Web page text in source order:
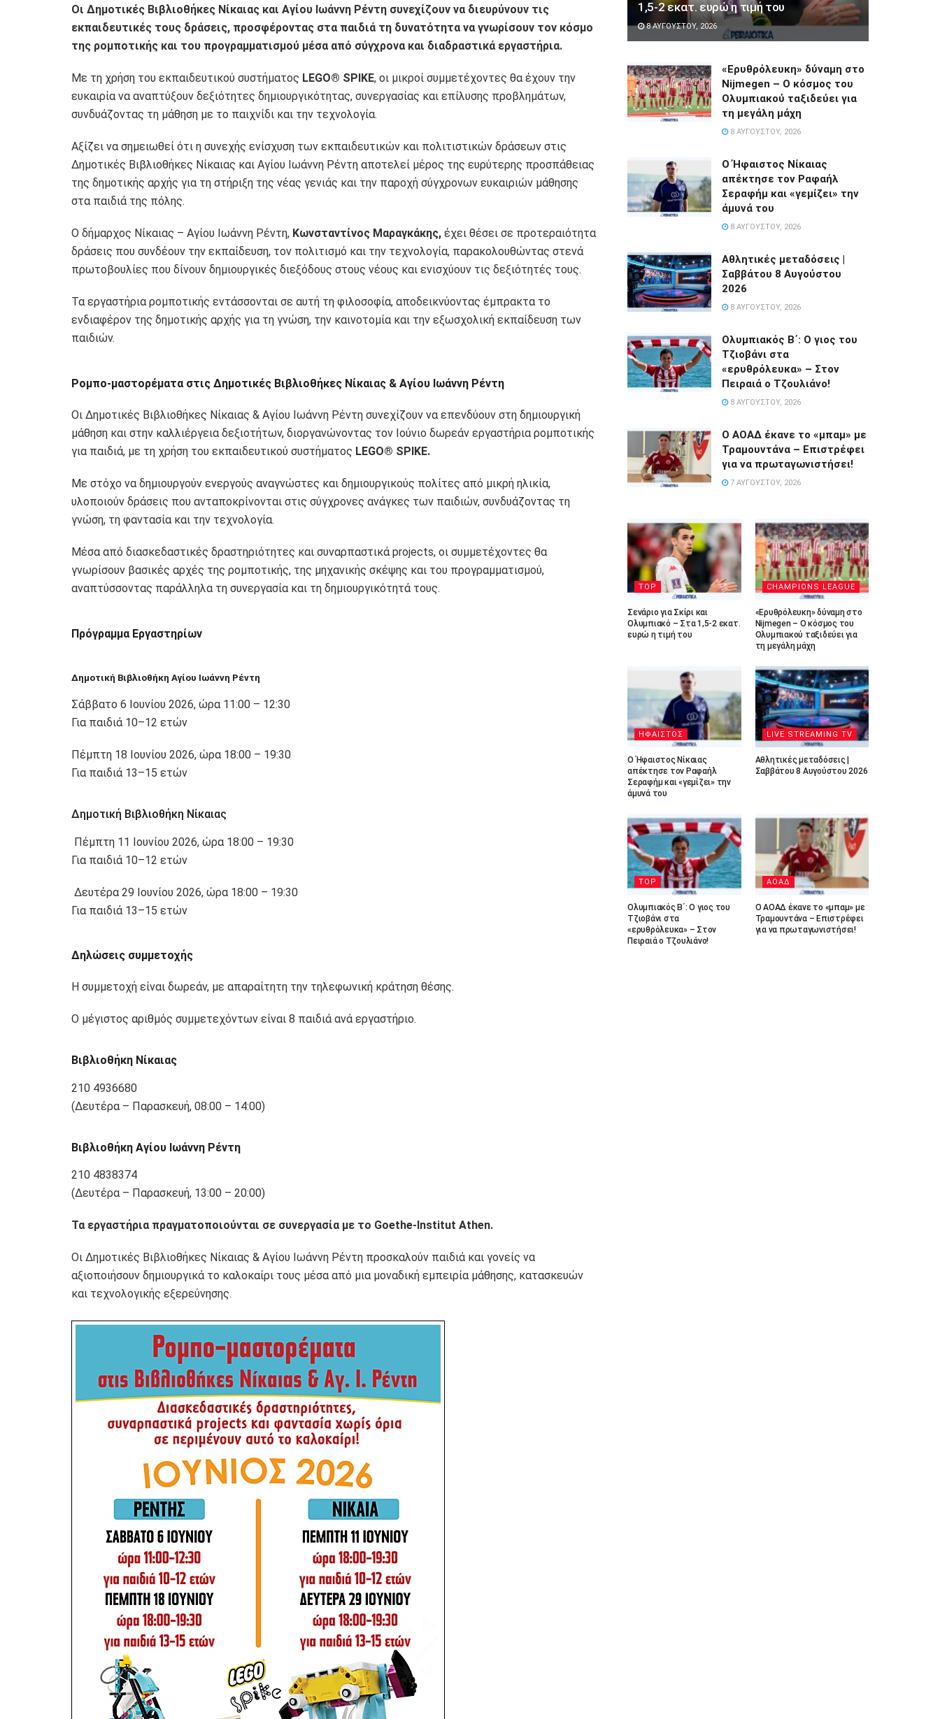
Οι Δημοτικές Βιβλιοθήκες Νίκαιας και Αγίου Ιωάννη Ρέντη συνεχίζουν να διευρύνουν τις
εκπαιδευτικές τους δράσεις, προσφέροντας στα παιδιά τη δυνατότητα να γνωρίσουν τον κόσμο
της ρομποτικής και του προγραμματισμού μέσα από σύγχρονα και διαδραστικά εργαστήρια.
Με τη χρήση του εκπαιδευτικού συστήματος LEGO® SPIKE, οι μικροί συμμετέχοντες θα έχουν την
ευκαιρία να αναπτύξουν δεξιότητες δημιουργικότητας, συνεργασίας και επίλυσης προβλημάτων,
συνδυάζοντας τη μάθηση με το παιχνίδι και την τεχνολογία.
Αξίζει να σημειωθεί ότι η συνεχής ενίσχυση των εκπαιδευτικών και πολιτιστικών δράσεων στις
Δημοτικές Βιβλιοθήκες Νίκαιας και Αγίου Ιωάννη Ρέντη αποτελεί μέρος της ευρύτερης προσπάθειας
της δημοτικής αρχής για τη στήριξη της νέας γενιάς και την παροχή σύγχρονων ευκαιριών μάθησης
στα παιδιά της πόλης.
Ο δήμαρχος Νίκαιας – Αγίου Ιωάννη Ρέντη, Κωνσταντίνος Μαραγκάκης, έχει θέσει σε προτεραιότητα
δράσεις που συνδέουν την εκπαίδευση, τον πολιτισμό και την τεχνολογία, παρακολουθώντας στενά
πρωτοβουλίες που δίνουν δημιουργικές διεξόδους στους νέους και ενισχύουν τις δεξιότητές τους.
Τα εργαστήρια ρομποτικής εντάσσονται σε αυτή τη φιλοσοφία, αποδεικνύοντας έμπρακτα το
ενδιαφέρον της δημοτικής αρχής για τη γνώση, την καινοτομία και την εξωσχολική εκπαίδευση των
παιδιών.
Ρομπο-μαστορέματα στις Δημοτικές Βιβλιοθήκες Νίκαιας & Αγίου Ιωάννη Ρέντη
Οι Δημοτικές Βιβλιοθήκες Νίκαιας & Αγίου Ιωάννη Ρέντη συνεχίζουν να επενδύουν στη δημιουργική
μάθηση και στην καλλιέργεια δεξιοτήτων, διοργανώνοντας τον Ιούνιο δωρεάν εργαστήρια ρομποτικής
για παιδιά, με τη χρήση του εκπαιδευτικού συστήματος LEGO® SPIKE.
Με στόχο να δημιουργούν ενεργούς αναγνώστες και δημιουργικούς πολίτες από μικρή ηλικία,
υλοποιούν δράσεις που ανταποκρίνονται στις σύγχρονες ανάγκες των παιδιών, συνδυάζοντας τη
γνώση, τη φαντασία και την τεχνολογία.
Μέσα από διασκεδαστικές δραστηριότητες και συναρπαστικά projects, οι συμμετέχοντες θα
γνωρίσουν βασικές αρχές της ρομποτικής, της μηχανικής σκέψης και του προγραμματισμού,
αναπτύσσοντας παράλληλα τη συνεργασία και τη δημιουργικότητά τους.
Πρόγραμμα Εργαστηρίων
Δημοτική Βιβλιοθήκη Αγίου Ιωάννη Ρέντη
Σάββατο 6 Ιουνίου 2026, ώρα 11:00 – 12:30
Για παιδιά 10–12 ετών
Πέμπτη 18 Ιουνίου 2026, ώρα 18:00 – 19:30
Για παιδιά 13–15 ετών
Δημοτική Βιβλιοθήκη Νίκαιας
Πέμπτη 11 Ιουνίου 2026, ώρα 18:00 – 19:30
Για παιδιά 10–12 ετών
Δευτέρα 29 Ιουνίου 2026, ώρα 18:00 – 19:30
Για παιδιά 13–15 ετών
Δηλώσεις συμμετοχής
Η συμμετοχή είναι δωρεάν, με απαραίτητη την τηλεφωνική κράτηση θέσης.
Ο μέγιστος αριθμός συμμετεχόντων είναι 8 παιδιά ανά εργαστήριο.
Βιβλιοθήκη Νίκαιας
210 4936680
(Δευτέρα – Παρασκευή, 08:00 – 14:00)
Βιβλιοθήκη Αγίου Ιωάννη Ρέντη
210 4838374
(Δευτέρα – Παρασκευή, 13:00 – 20:00)
Τα εργαστήρια πραγματοποιούνται σε συνεργασία με το Goethe-Institut Athen.
Οι Δημοτικές Βιβλιοθήκες Νίκαιας & Αγίου Ιωάννη Ρέντη προσκαλούν παιδιά και γονείς να
αξιοποιήσουν δημιουργικά το καλοκαίρι τους μέσα από μια μοναδική εμπειρία μάθησης, κατασκευών
και τεχνολογικής εξερεύνησης.
1,5-2 εκατ. ευρώ η τιμή του
8 ΑΥΓΟΎΣΤΟΥ, 2026
«Ερυθρόλευκη» δύναμη στο
Nijmegen – Ο κόσμος του
Ολυμπιακού ταξιδεύει για
τη μεγάλη μάχη
8 ΑΥΓΟΎΣΤΟΥ, 2026
Ο Ήφαιστος Νίκαιας
απέκτησε τον Ραφαήλ
Σεραφήμ και «γεμίζει» την
άμυνά του
8 ΑΥΓΟΎΣΤΟΥ, 2026
Αθλητικές μεταδόσεις |
Σαββάτου 8 Αυγούστου
2026
8 ΑΥΓΟΎΣΤΟΥ, 2026
Ολυμπιακός Β΄: Ο γιος του
Τζιοβάνι στα
«ερυθρόλευκα» – Στον
Πειραιά ο Τζουλιάνο!
8 ΑΥΓΟΎΣΤΟΥ, 2026
Ο ΑΟΑΔ έκανε το «μπαμ» με
Τραμουντάνα – Επιστρέφει
για να πρωταγωνιστήσει!
7 ΑΥΓΟΎΣΤΟΥ, 2026
TOP
Σενάριο για Σκίρι και
Ολυμπιακό – Στα 1,5-2 εκατ.
ευρώ η τιμή του
CHAMPIONS LEAGUE
«Ερυθρόλευκη» δύναμη στο
Nijmegen – Ο κόσμος του
Ολυμπιακού ταξιδεύει για
τη μεγάλη μάχη
ΗΦΑΙΣΤΟΣ
Ο Ήφαιστος Νίκαιας
απέκτησε τον Ραφαήλ
Σεραφήμ και «γεμίζει» την
άμυνά του
LIVE STREAMING TV
Αθλητικές μεταδόσεις |
Σαββάτου 8 Αυγούστου 2026
TOP
Ολυμπιακός Β΄: Ο γιος του
Τζιοβάνι στα
«ερυθρόλευκα» – Στον
Πειραιά ο Τζουλιάνο!
ΑΟΑΔ
Ο ΑΟΑΔ έκανε το «μπαμ» με
Τραμουντάνα – Επιστρέφει
για να πρωταγωνιστήσει!